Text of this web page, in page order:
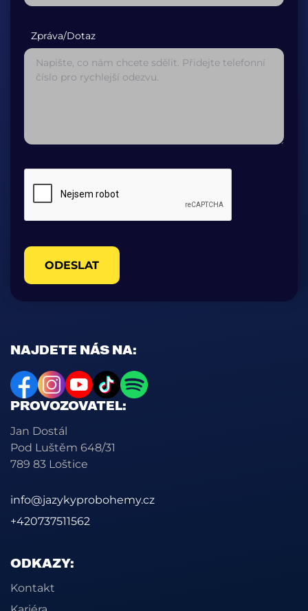
NAJDETE NÁS NA:
PROVOZOVATEL:
Jan Dostál
Pod Luštěm 648/31
789 83 Loštice
info@jazykyprobohemy.cz
+420737511562
ODKAZY:
Kontakt
Zpráva/Dotaz
ODESLAT